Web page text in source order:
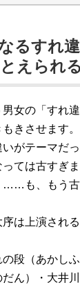
えられる
女の「すれ
きさせます。
がテーマだ
ては古すぎま
……も、もう
は上演され
段（あかし
ん）・大井